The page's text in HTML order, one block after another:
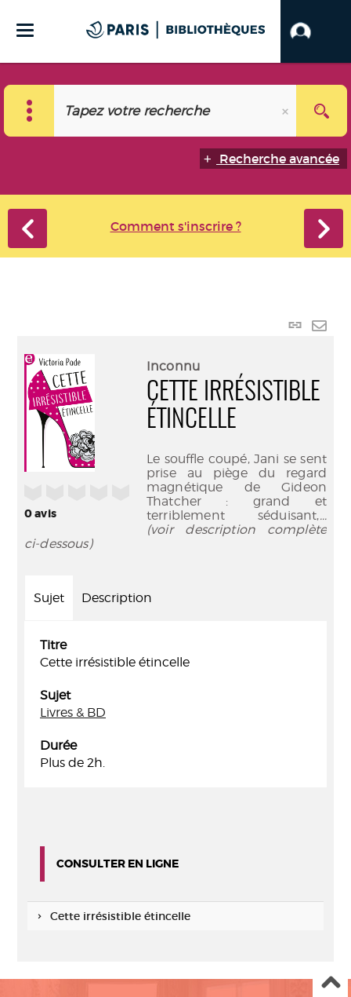
Recherche avancée
Comment s'inscrire ?
Lien
mail
0avis
Inconnu
CETTE IRRÉSISTIBLE
ÉTINCELLE
Le souffle coupé, Jani se sent
prise au piège du regard
magnétique de Gideon
Thatcher : grand et
terriblement séduisant,...
(voir description complète
ci-dessous)
Sujet Description
Titre
Cette irrésistible étincelle
Sujet
Livres & BD
Durée
Plus de 2h.
CONSULTER EN LIGNE
Cette irrésistible étincelle